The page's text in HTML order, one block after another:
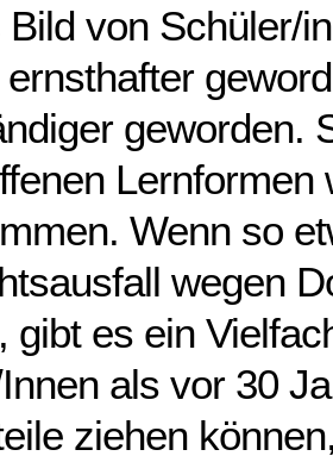
von Schüler/
geworden.
Lernformen
Wenn so
wegen
gibt es ein
als vor 30
ziehen